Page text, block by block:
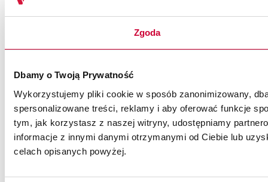
Zgoda
Dbamy o Twoją Prywatność
Wykorzystujemy pliki cookie w sposób zanonimizowany,
spersonalizowane treści, reklamy i aby oferować funkcje
tym, jak korzystasz z naszej witryny, udostępniamy
informacje z innymi danymi otrzymanymi od Ciebie lub
celach opisanych powyżej.